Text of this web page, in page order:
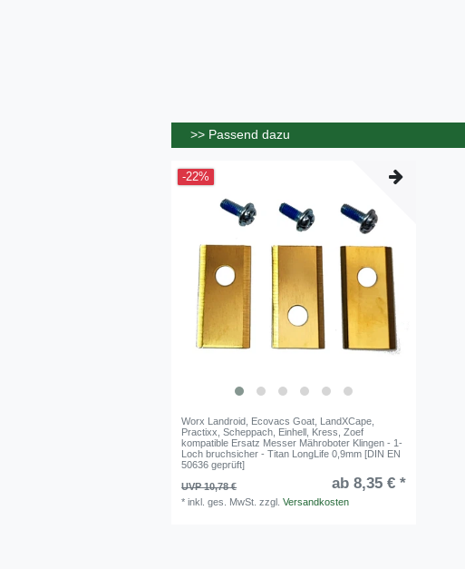
>> Passend dazu
-22%
Worx Landroid, Ecovacs Goat, LandXCape,
Practixx, Scheppach, Einhell, Kress, Zoef
kompatible Ersatz Messer Mähroboter Klingen - 1-
Loch bruchsicher - Titan LongLife 0,9mm [DIN EN
50636 geprüft]
UVP 10,78 €
ab 8,35 € *
*inkl. ges. MwSt. zzgl.Versandkosten